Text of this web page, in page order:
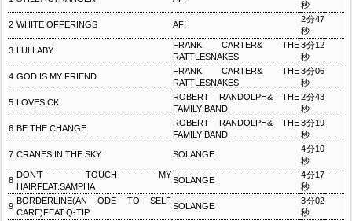
秒
2 WHITE OFFERINGS AFI
2分47
秒
3 LULLABY
FRANK CARTER& THE
RATTLESNAKES
3分12
秒
4 GOD IS MY FRIEND
FRANK CARTER& THE
RATTLESNAKES
3分06
秒
5 LOVESICK
ROBERT RANDOLPH& THE
FAMILY BAND
2分43
秒
6 BE THE CHANGE
ROBERT RANDOLPH& THE
FAMILY BAND
3分19
秒
7 CRANES IN THE SKY SOLANGE
4分10
秒
8
DON’T TOUCH MY
HAIRFEAT.SAMPHA
SOLANGE
4分17
秒
9
BORDERLINE(AN ODE TO SELF
CARE)FEAT.Q‐TIP
SOLANGE
3分02
秒